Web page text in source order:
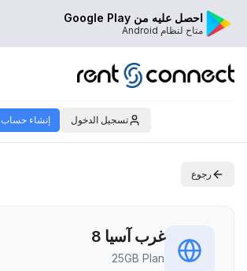
احصل عليه من Google Play
متاح لنظام Android
تسجيل الدخول إنشاء حساب
رجوع
غرب آسيا 8
25GB Plan